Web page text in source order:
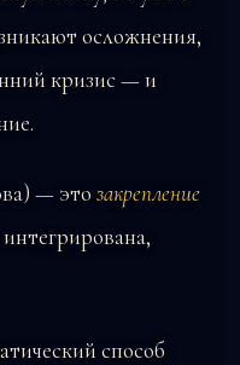
осложнения,
кризис — и
— это закрепление
способ